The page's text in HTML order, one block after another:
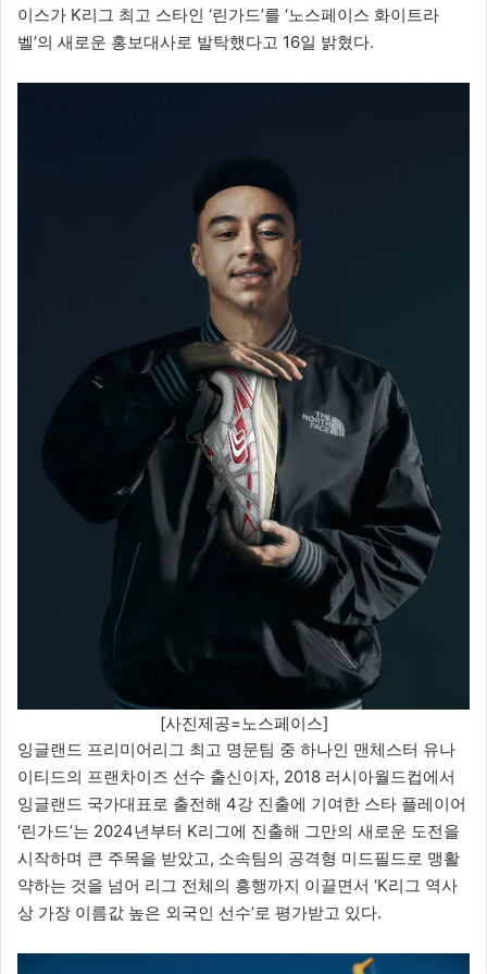
이스가 K리그 최고 스타인 ‘린가드’를 ‘노스페이스 화이트라
벨’의 새로운 홍보대사로 발탁했다고 16일 밝혔다.
[사진제공=노스페이스]
잉글랜드 프리미어리그 최고 명문팀 중 하나인 맨체스터 유나
이티드의 프랜차이즈 선수 출신이자, 2018 러시아월드컵에서
잉글랜드 국가대표로 출전해 4강 진출에 기여한 스타 플레이어
‘린가드’는 2024년부터 K리그에 진출해 그만의 새로운 도전을
시작하며 큰 주목을 받았고, 소속팀의 공격형 미드필드로 맹활
약하는 것을 넘어 리그 전체의 흥행까지 이끌면서 ‘K리그 역사
상 가장 이름값 높은 외국인 선수’로 평가받고 있다.